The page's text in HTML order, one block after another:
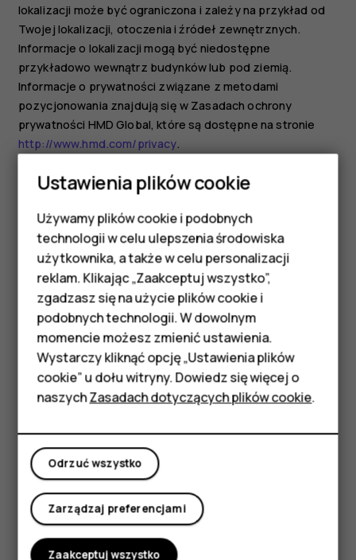
Smartfony
Telefony z funkcjami
podstawowymi
Akcesoria
HMD Terra M
Tablety
Moje konto
lokalizacji może być ograniczona i zależy na przykład od
Twojej lokalizacji, otoczenia i źródeł zewnętrznych.
Informacje o lokalizacji mogą być niedostępne
przykładowo wewnątrz budynków lub pod ziemią.
Informacje o prywatności związane z metodami
pozycjonowania znajdują się w Zasadach ochrony
prywatności HMD Global, które są dostępne na stronie
http://www.hmd.com/privacy.
Niektóre satelitarne systemy nawigacji mogą wymagać
transferu niewielkiej ilości danych za pośrednictwem sieci
komórkowej. Jeśli chcesz uniknąć dodatkowych kosztów
transmisji danych, np. w czasie podróży, możesz
wyłączyć dane komórkowe w ustawieniach telefonu.
Ustalanie pozycji przez Wi-Fi jest dokładniejsze, gdy
sygnały satelitarne nie są dostępne, zwłaszcza w
pomieszczeniach lub między wysokimi budynkami. Jeśli
znajdujesz się w miejscu, gdzie nie wolno korzystać z
sieci Wi-Fi, wyłącz Wi-Fi w ustawieniach telefonu.
DotknijUstawienia>Bezpieczeństwo i lokalizacja i włącz
opcjęLokalizacja.
Czy te informacje były pomocne?
Tak Nie
Ustawienia plików cookie
Używamy plików cookie i podobnych
technologii w celu ulepszenia środowiska
użytkownika, a także w celu personalizacji
reklam. Klikając „Zaakceptuj wszystko”,
zgadzasz się na użycie plików cookie i
podobnych technologii. W dowolnym
momencie możesz zmienić ustawienia.
Wystarczy kliknąć opcję „Ustawienia plików
cookie” u dołu witryny. Dowiedz się więcej o
naszychZasadach dotyczących plików cookie.
Odrzuć wszystko
Zarządzaj preferencjami
Zaakceptuj wszystko